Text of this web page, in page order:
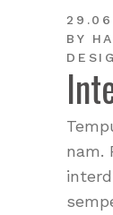
BY
nam.